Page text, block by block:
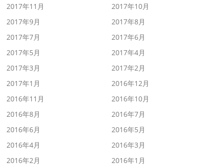
2017年11月
2017年10月
2017年9月
2017年8月
2017年7月
2017年6月
2017年5月
2017年4月
2017年3月
2017年2月
2017年1月
2016年12月
2016年11月
2016年10月
2016年8月
2016年7月
2016年6月
2016年5月
2016年4月
2016年3月
2016年2月
2016年1月